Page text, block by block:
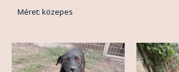
Méret: közepes